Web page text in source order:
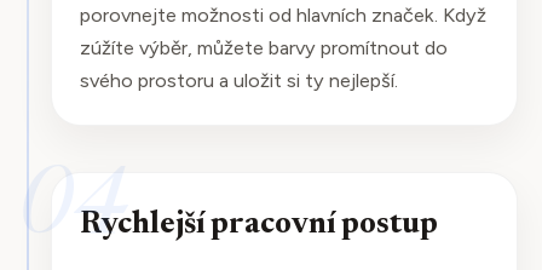
porovnejte možnosti od hlavních značek. Když
zúžíte výběr, můžete barvy promítnout do
svého prostoru a uložit si ty nejlepší.
04
Rychlejší pracovní postup